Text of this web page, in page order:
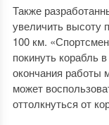
Также
увеличить высоту
100 км.
покинуть корабль
окончания работы
может
оттолкнуться от